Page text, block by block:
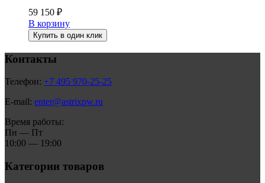
59 150 ₽
В корзину
Купить в один клик
Контакты
Телефон: +7 495 970-25-25
E-mail: enter@astrixpw.ru
Время работы:
Пн — Пт
10:00 — 19:00
Категории товаров